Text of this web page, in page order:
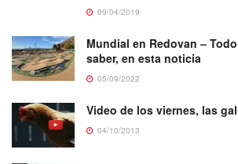
09/04/2019
Mundial en Redovan –
saber, en esta noticia
05/09/2022
Video de los viernes, las
04/10/2013